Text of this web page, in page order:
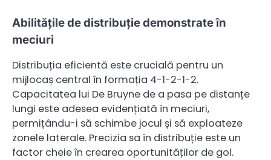
Abilitățile de distribuție demonstrate în
meciuri
Distribuția eficientă este crucială pentru un
mijlocaș central în formația 4-1-2-1-2.
Capacitatea lui De Bruyne de a pasa pe distanțe
lungi este adesea evidențiată în meciuri,
permițându-i să schimbe jocul și să exploateze
zonele laterale. Precizia sa în distribuție este un
factor cheie în crearea oportunităților de gol.